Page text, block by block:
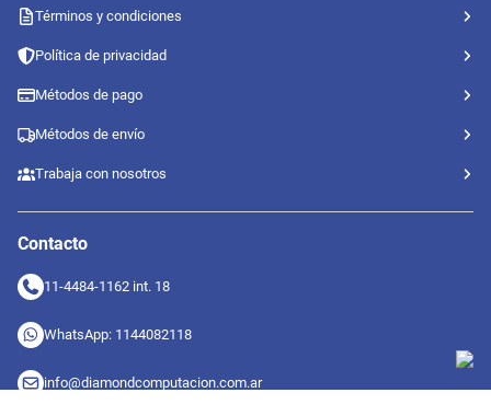
Términos y condiciones
Política de privacidad
Métodos de pago
Métodos de envío
Trabaja con nosotros
Contacto
11-4484-1162 int. 18
WhatsApp: 1144082118
info@diamondcomputacion.com.ar